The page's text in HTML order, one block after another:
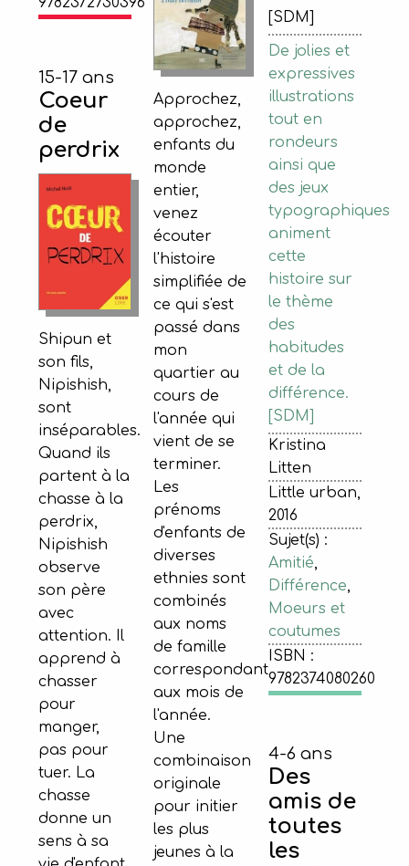
[SDM]
De jolies et
expressives
illustrations
tout en
rondeurs
ainsi que
des jeux
typographiques
animent
cette
histoire sur
le thème
des
habitudes
et de la
différence.
[SDM]
Kristina
Litten
Little urban,
2016
Sujet(s) :
Amitié,
Différence,
Moeurs et
coutumes
ISBN :
9782374080260
15-17 ans
Coeur
de
perdrix
Shipun et
son fils,
Nipishish,
sont
inséparables.
Quand ils
partent à la
chasse à la
perdrix,
Nipishish
observe
son père
avec
attention. Il
apprend à
chasser
pour
manger,
pas pour
tuer. La
chasse
donne un
sens à sa
Approchez,
approchez,
enfants du
monde
entier,
venez
écouter
l'histoire
simplifiée de
ce qui s'est
passé dans
mon
quartier au
cours de
l'année qui
vient de se
terminer.
Les
prénoms
d'enfants de
diverses
ethnies sont
combinés
aux noms
de famille
correspondant
aux mois de
l'année.
Une
combinaison
originale
pour initier
les plus
jeunes à la
4-6 ans
Des
amis de
toutes
les